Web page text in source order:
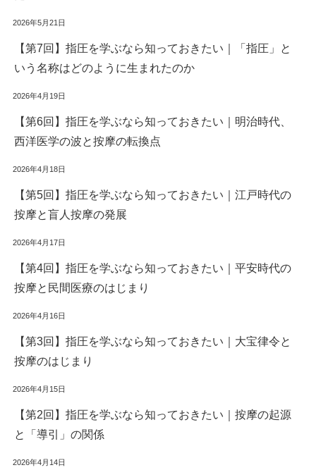
2026年5月21日
【第7回】指圧を学ぶなら知っておきたい｜「指圧」と
いう名称はどのように生まれたのか
2026年4月19日
【第6回】指圧を学ぶなら知っておきたい｜明治時代、
西洋医学の波と按摩の転換点
2026年4月18日
【第5回】指圧を学ぶなら知っておきたい｜江戸時代の
按摩と盲人按摩の発展
2026年4月17日
【第4回】指圧を学ぶなら知っておきたい｜平安時代の
按摩と民間医療のはじまり
2026年4月16日
【第3回】指圧を学ぶなら知っておきたい｜大宝律令と
按摩のはじまり
2026年4月15日
【第2回】指圧を学ぶなら知っておきたい｜按摩の起源
と「導引」の関係
2026年4月14日